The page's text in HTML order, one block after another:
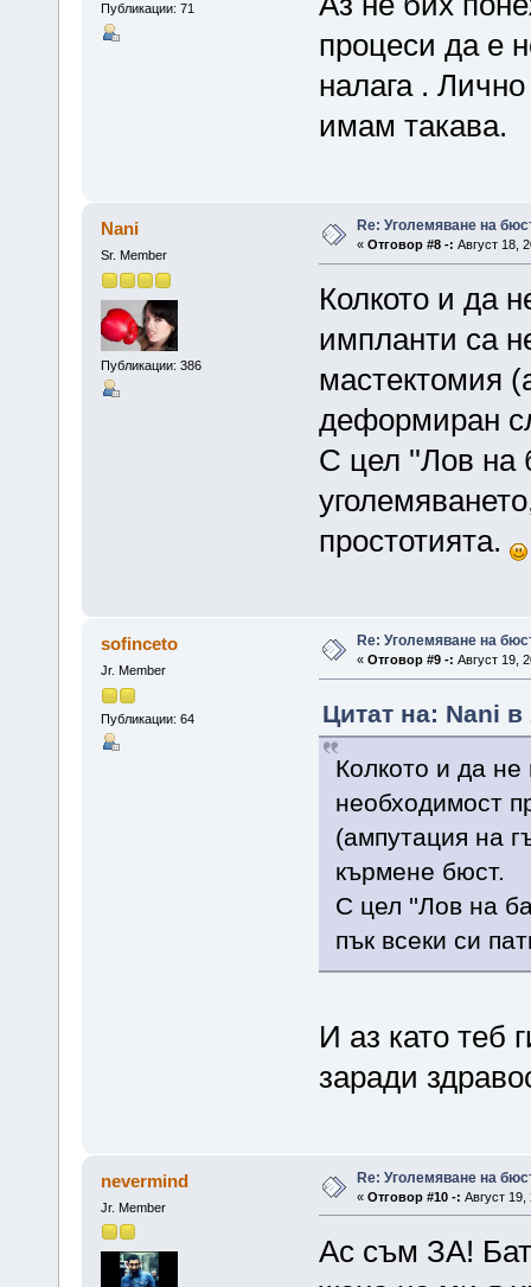
Публикации: 71
процеси да е
налага .
имам такава.
Nani
Sr. Member
Публикации: 386
Re: Уголемяване на
« Отговор #8 -: Август 18,
Колкото и да
импланти са
мастектомия
деформиран
С цел ''Лов на
простотията.
sofinceto
Jr. Member
Публикации: 64
Re: Уголемяване на
« Отговор #9 -: Август 19,
Цитат на: Nani в
Колкото и да не
необходимост
(ампутация на
кърмене бюст.
С цел ''Лов на
пък всеки си
И аз като теб
заради
nevermind
Jr. Member
Re: Уголемяване на
« Отговор #10 -: Август
Ас съм ЗА!